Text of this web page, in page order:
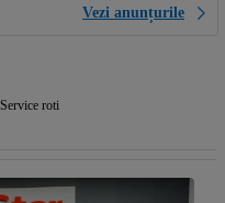
Vezi anunțurile
Service roti